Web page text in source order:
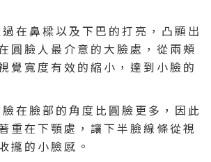
在鼻樑以及下巴的打亮，凸顯出
圓臉人最介意的大臉處，從兩頰
覺寬度有效的縮小，達到小臉的
在臉部的角度比圓臉更多，因此
重在下顎處，讓下半臉線條從視
攏的小臉感。